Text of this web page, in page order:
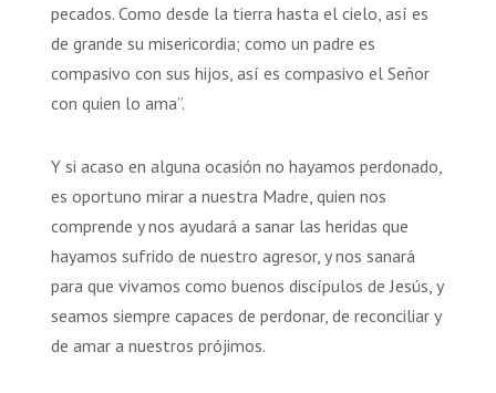
pecados. Como desde la tierra hasta el cielo, así es
de grande su misericordia; como un padre es
compasivo con sus hijos, así es compasivo el Señor
con quien lo ama”.
Y si acaso en alguna ocasión no hayamos perdonado,
es oportuno mirar a nuestra Madre, quien nos
comprende y nos ayudará a sanar las heridas que
hayamos sufrido de nuestro agresor, y nos sanará
para que vivamos como buenos discípulos de Jesús, y
seamos siempre capaces de perdonar, de reconciliar y
de amar a nuestros prójimos.